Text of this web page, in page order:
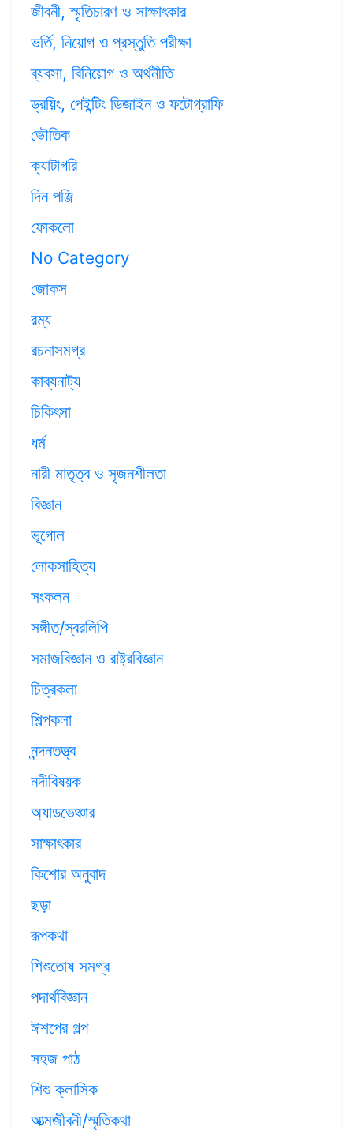
জীবনী, স্মৃতিচারণ ও সাক্ষাৎকার
ভর্তি, নিয়োগ ও প্রস্তুতি পরীক্ষা
ব্যবসা, বিনিয়োগ ও অর্থনীতি
ড্রয়িং, পেইন্টিং ডিজাইন ও ফটোগ্রাফি
ভৌতিক
ক্যাটাগরি
দিন পঞ্জি
ফোকলো
No Category
জোকস
রম্য
রচনাসমগ্র
কাব্যনাট্য
চিকিৎসা
ধর্ম
নারী মাতৃত্ব ও সৃজনশীলতা
বিজ্ঞান
ভূগোল
লোকসাহিত্য
সংকলন
সঙ্গীত/স্বরলিপি
সমাজবিজ্ঞান ও রাষ্ট্রবিজ্ঞান
চিত্রকলা
শিল্পকলা
নন্দনতত্ত্ব
নদীবিষয়ক
অ্যাডভেঞ্চার
সাক্ষাৎকার
কিশোর অনুবাদ
ছড়া
রূপকথা
শিশুতোষ সমগ্র
পদার্থবিজ্ঞান
ঈশপের গল্প
সহজ পাঠ
শিশু ক্লাসিক
আত্মজীবনী/স্মৃতিকথা